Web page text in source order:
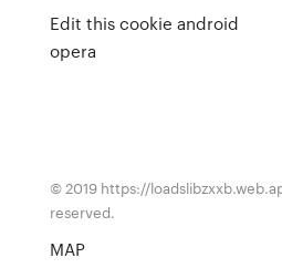
Edit this cookie android
opera
© 2019 https://
reserved.
MAP